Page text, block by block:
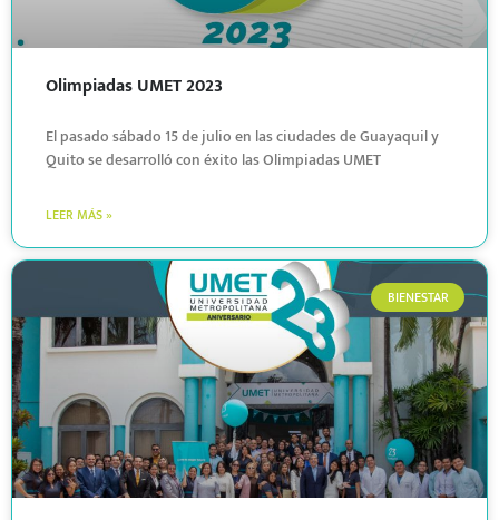
Olimpiadas UMET 2023
El pasado sábado 15 de julio en las ciudades de Guayaquil y
Quito se desarrolló con éxito las Olimpiadas UMET
LEER MÁS »
BIENESTAR